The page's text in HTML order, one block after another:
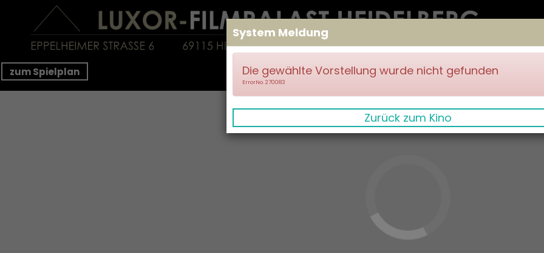
zum Spielplan
System Meldung
Die gewählte Vorstellung wurde nicht gefunden
ErrorNo. 270083
Zurück zum Kino